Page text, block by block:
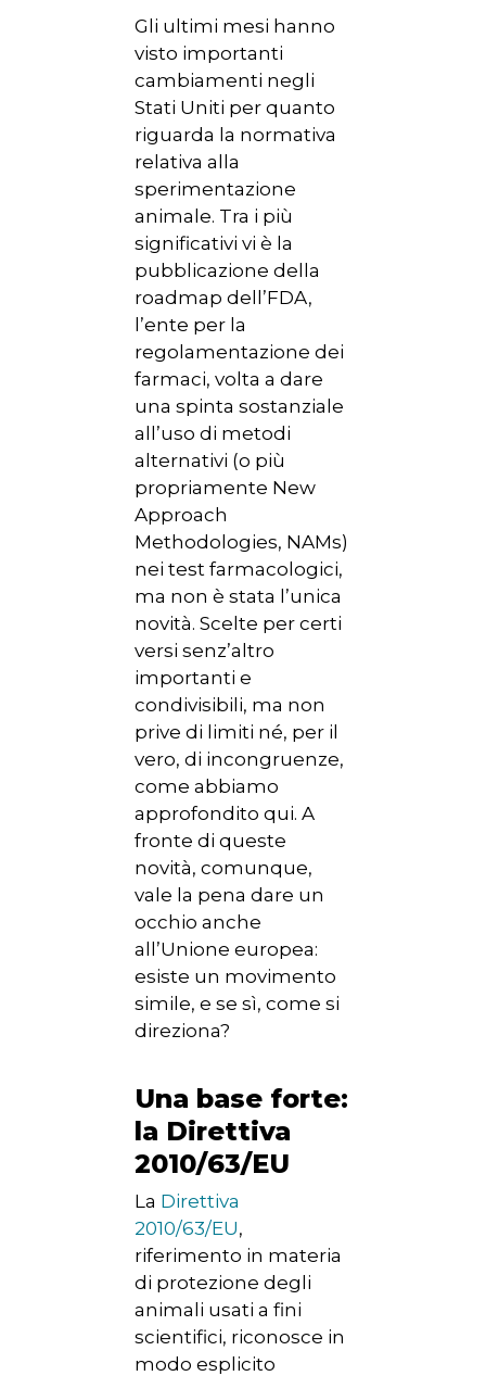
Gli ultimi mesi hanno
visto importanti
cambiamenti negli
Stati Uniti per quanto
riguarda la normativa
relativa alla
sperimentazione
animale. Tra i più
significativi vi è la
pubblicazione della
roadmap dell’FDA,
l’ente per la
regolamentazione dei
farmaci, volta a dare
una spinta sostanziale
all’uso di metodi
alternativi (o più
propriamente New
Approach
Methodologies, NAMs)
nei test farmacologici,
ma non è stata l’unica
novità. Scelte per certi
versi senz’altro
importanti e
condivisibili, ma non
prive di limiti né, per il
vero, di incongruenze,
come abbiamo
approfondito qui. A
fronte di queste
novità, comunque,
vale la pena dare un
occhio anche
all’Unione europea:
esiste un movimento
simile, e se sì, come si
direziona?
Una base forte:
la Direttiva
2010/63/EU
La Direttiva
2010/63/EU,
riferimento in materia
di protezione degli
animali usati a fini
scientifici, riconosce in
modo esplicito